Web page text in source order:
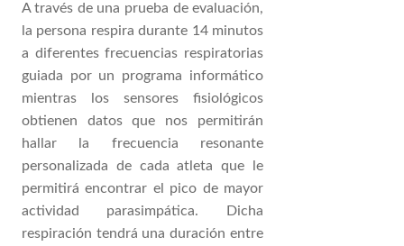
A través de una prueba de evaluación,
la persona respira durante 14 minutos
a diferentes frecuencias respiratorias
guiada por un programa informático
mientras los sensores fisiológicos
obtienen datos que nos permitirán
hallar la frecuencia resonante
personalizada de cada atleta que le
permitirá encontrar el pico de mayor
actividad parasimpática. Dicha
respiración tendrá una duración entre